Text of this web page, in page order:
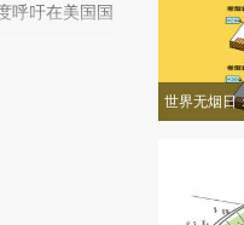
新观点和立
呼吁在美国国
世界无烟日